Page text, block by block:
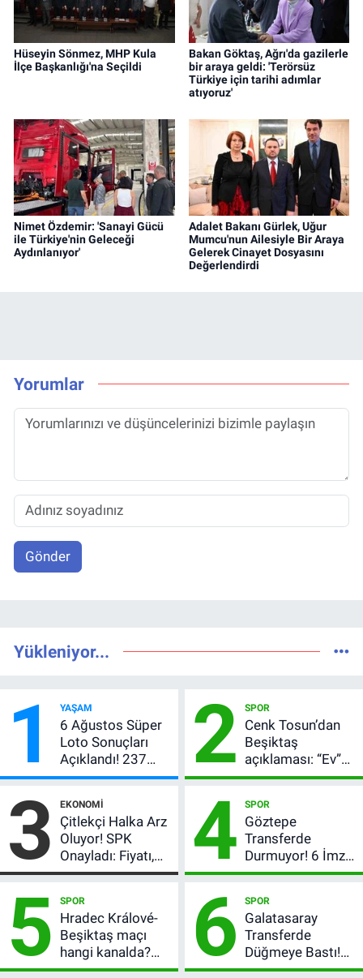
Hüseyin Sönmez, MHP Kula
İlçe Başkanlığı'na Seçildi
Bakan Göktaş, Ağrı'da gazilerle
bir araya geldi: 'Terörsüz
Türkiye için tarihi adımlar
atıyoruz'
Nimet Özdemir: 'Sanayi Gücü
ile Türkiye'nin Geleceği
Aydınlanıyor'
Adalet Bakanı Gürlek, Uğur
Mumcu'nun Ailesiyle Bir Araya
Gelerek Cinayet Dosyasını
Değerlendirdi
Yorumlar
Gönder
Yükleniyor...
1 YAŞAM
6 Ağustos Süper
Loto Sonuçları
Açıklandı! 237
Milyon TL’lik
2 SPOR
Cenk Tosun’dan
Beşiktaş
açıklaması: “Ev”
dedi, asıl mesajı
verdi
3 EKONOMI
Çitlekçi Halka Arz
Oluyor! SPK
Onayladı: Fiyatı,
Lot Sayısı ve
Tarihi
4 SPOR
Göztepe
Transferde
Durmuyor! 6 İmza
Sonrası Yeni
Oldu
5 SPOR
Hradec Králové-
Beşiktaş maçı
hangi kanalda?
Şifresiz canlı yayın
6 SPOR
Galatasaray
Transferde
Düğmeye Bastı!
Leao, Camavinga